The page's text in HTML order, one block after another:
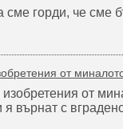
сме горди, че сме
от
от
върнат с